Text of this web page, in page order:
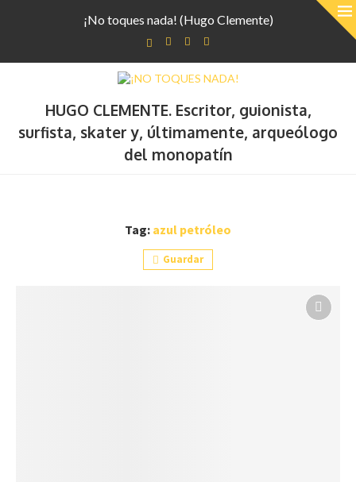
¡No toques nada! (Hugo Clemente)
HUGO CLEMENTE. Escritor, guionista,
surfista, skater y, últimamente, arqueólogo
del monopatín
Tag: azul petróleo
Guardar